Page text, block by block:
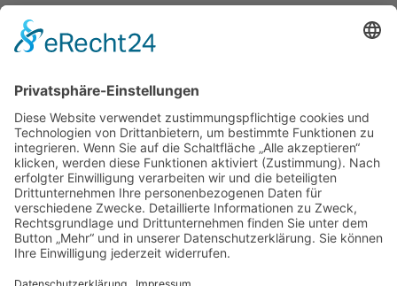
auszutoben? Verschiedene Materialien
ohne Leistungsdruck ins künstlerische Arbeiten
einzutauchen? Dann ist dieses Seminar genau
das Richtige […]
Januar 2026
Mo.26